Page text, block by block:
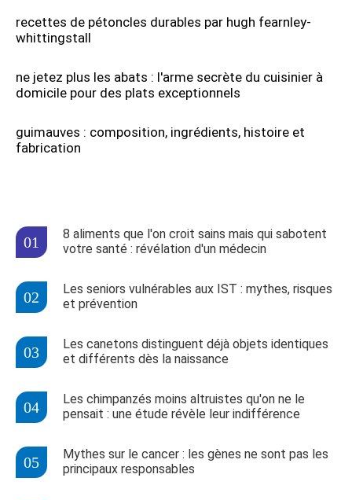
recettes de pétoncles durables par hugh fearnley-
whittingstall
ne jetez plus les abats : l'arme secrète du cuisinier à
domicile pour des plats exceptionnels
guimauves : composition, ingrédients, histoire et
fabrication
8 aliments que l'on croit sains mais qui sabotent
votre santé : révélation d'un médecin
Les seniors vulnérables aux IST : mythes, risques
et prévention
Les canetons distinguent déjà objets identiques
et différents dès la naissance
Les chimpanzés moins altruistes qu'on ne le
pensait : une étude révèle leur indifférence
Mythes sur le cancer : les gènes ne sont pas les
principaux responsables